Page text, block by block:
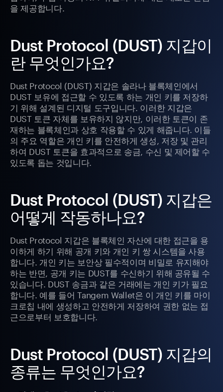
을 제공합니다.
Dust Protocol (DUST) 지갑이
란 무엇인가요?
Dust Protocol (DUST) 지갑은 솔라나 블록체인에서
DUST 보유에 접근할 수 있도록 하는 개인 키를 저장하
기 위해 설계된 디지털 도구입니다. 이러한 지갑은
DUST 토큰 자체를 보유하지 않지만, 이러한 토큰이 존
재하는 블록체인과 상호 작용할 수 있게 해줍니다. 이들
의 주요 역할은 개인 키를 안전하게 생성, 저장 및 관리
하여 DUST 토큰을 효과적으로 송금, 수신 및 제어할 수
있도록 돕는 것입니다.
Dust Protocol (DUST) 지갑은
어떻게 작동하나요?
Dust Protocol 지갑은 블록체인 자산에 대한 접근을 용
이하게 하기 위해 공개 키와 개인 키 쌍 시스템을 사용
합니다. 개인 키는 보안상 필수적이며 비밀로 유지해야
하는 반면, 공개 키는 DUST를 수신하기 위해 공유될 수
있습니다. DUST 송금과 같은 거래에는 개인 키가 필요
합니다. 예를 들어 Tangem Wallet은 이 개인 키를 마이
크로칩 내에 생성하고 안전하게 저장하여 권한 없는 접
근으로부터 보호합니다.
Dust Protocol (DUST) 지갑의
종류는 무엇인가요?